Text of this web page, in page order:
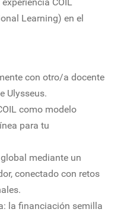
Learning) en el
con otro/a docente
Ulysseus.
como modelo
para tu
mediante un
conectado con retos
la financiación semilla